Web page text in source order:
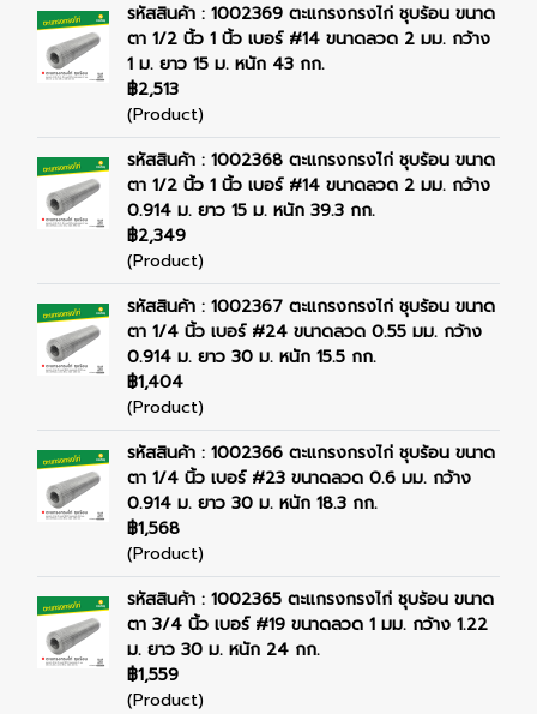
รหัสสินค้า : 1002369 ตะแกรงกรงไก่ ชุบร้อน ขนาด
ตา 1/2 นิ้ว 1 นิ้ว เบอร์ #14 ขนาดลวด 2 มม. กว้าง
1 ม. ยาว 15 ม. หนัก 43 กก.
฿2,513
(Product)
รหัสสินค้า : 1002368 ตะแกรงกรงไก่ ชุบร้อน ขนาด
ตา 1/2 นิ้ว 1 นิ้ว เบอร์ #14 ขนาดลวด 2 มม. กว้าง
0.914 ม. ยาว 15 ม. หนัก 39.3 กก.
฿2,349
(Product)
รหัสสินค้า : 1002367 ตะแกรงกรงไก่ ชุบร้อน ขนาด
ตา 1/4 นิ้ว เบอร์ #24 ขนาดลวด 0.55 มม. กว้าง
0.914 ม. ยาว 30 ม. หนัก 15.5 กก.
฿1,404
(Product)
รหัสสินค้า : 1002366 ตะแกรงกรงไก่ ชุบร้อน ขนาด
ตา 1/4 นิ้ว เบอร์ #23 ขนาดลวด 0.6 มม. กว้าง
0.914 ม. ยาว 30 ม. หนัก 18.3 กก.
฿1,568
(Product)
รหัสสินค้า : 1002365 ตะแกรงกรงไก่ ชุบร้อน ขนาด
ตา 3/4 นิ้ว เบอร์ #19 ขนาดลวด 1 มม. กว้าง 1.22
ม. ยาว 30 ม. หนัก 24 กก.
฿1,559
(Product)